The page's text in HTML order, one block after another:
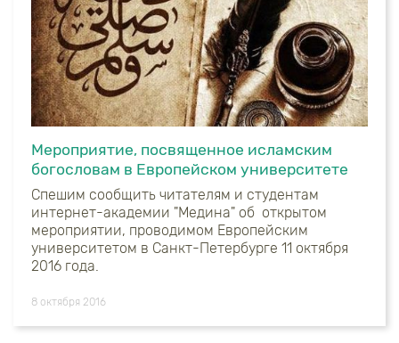
Мероприятие, посвященное исламским
богословам в Европейском университете
Спешим сообщить читателям и студентам
интернет-академии "Медина" об открытом
мероприятии, проводимом Европейским
университетом в Санкт-Петербурге 11 октября
2016 года.
8 октября 2016